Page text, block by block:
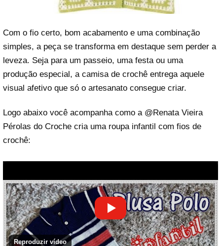
Com o fio certo, bom acabamento e uma combinação
simples, a peça se transforma em destaque sem perder a
leveza. Seja para um passeio, uma festa ou uma
produção especial, a camisa de crochê entrega aquele
visual afetivo que só o artesanato consegue criar.
Logo abaixo você acompanha como a @Renata Vieira
Pérolas do Croche cria uma roupa infantil com fios de
crochê:
Reproduzir vídeo